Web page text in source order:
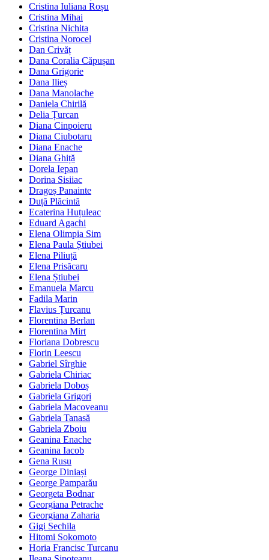
Cristina Iuliana Roșu
Cristina Mihai
Cristina Nichita
Cristina Norocel
Dan Crivăț
Dana Coralia Căpușan
Dana Grigorie
Dana Ilieș
Dana Manolache
Daniela Chirilă
Delia Țurcan
Diana Cinpoieru
Diana Ciubotaru
Diana Enache
Diana Ghiță
Dorela Iepan
Dorina Sisiiac
Dragoș Panainte
Duță Plăcintă
Ecaterina Huțuleac
Eduard Agachi
Elena Olimpia Sim
Elena Paula Știubei
Elena Piliuță
Elena Prisăcaru
Elena Știubei
Emanuela Marcu
Fadila Marin
Flavius Țurcanu
Florentina Berlan
Florentina Mirt
Floriana Dobrescu
Florin Leescu
Gabriel Sîrghie
Gabriela Chiriac
Gabriela Doboș
Gabriela Grigori
Gabriela Macoveanu
Gabriela Tanasă
Gabriela Zboiu
Geanina Enache
Geanina Iacob
Gena Rusu
George Diniași
George Pamparău
Georgeta Bodnar
Georgiana Petrache
Georgiana Zaharia
Gigi Sechila
Hitomi Sokomoto
Horia Francisc Turcanu